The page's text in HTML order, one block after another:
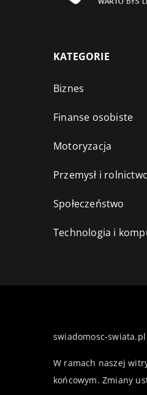
KATEGORIE
Biznes
Finanse osobiste
Motoryzacja
Przemysł i
Społeczeństwo
Technologia i
swiadomosc-
W ramach naszej
końcowym. Zmiany